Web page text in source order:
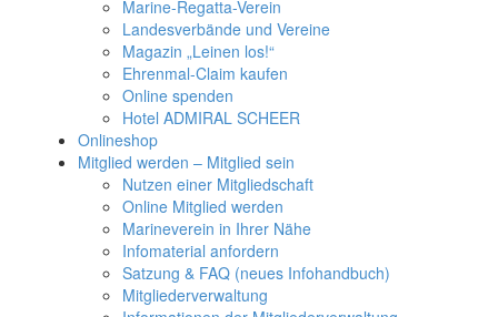
Marine-Regatta-Verein
Landesverbände und Vereine
Magazin „Leinen los!“
Ehrenmal-Claim kaufen
Online spenden
Hotel ADMIRAL SCHEER
Onlineshop
Mitglied werden – Mitglied sein
Nutzen einer Mitgliedschaft
Online Mitglied werden
Marineverein in Ihrer Nähe
Infomaterial anfordern
Satzung & FAQ (neues Infohandbuch)
Mitgliederverwaltung